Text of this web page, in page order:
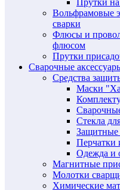
Прутки
Вольфрамовые
сварки
Флюсы и
флюсом
Прутки
Сварочные
Средства
Маски
Стекла
Защитные
Перчатки
Одежда и
Магнитные
Молотки
Химические